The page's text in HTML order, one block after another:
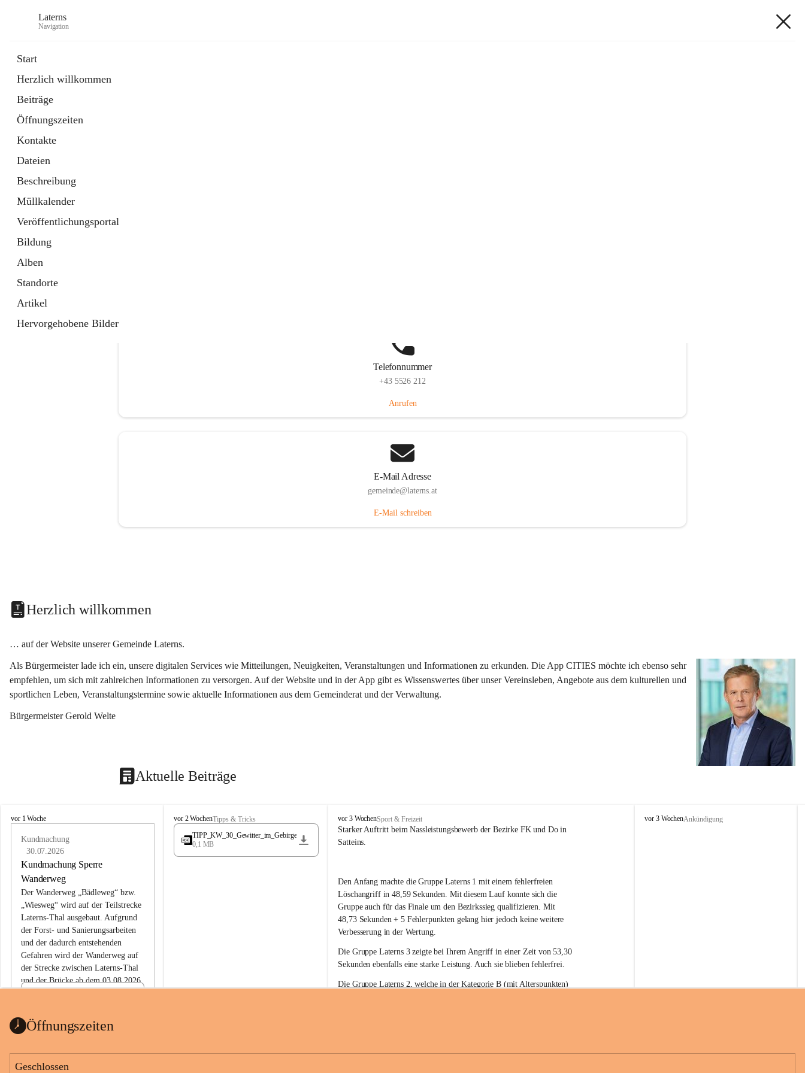
Laterns
Navigation
Start
Herzlich willkommen
Beiträge
Öffnungszeiten
Kontakte
Dateien
Beschreibung
Müllkalender
Veröffentlichungsportal
Bildung
Alben
Standorte
Artikel
Hervorgehobene Bilder
Telefonnummer
+43 5526 212
Anrufen
E-Mail Adresse
gemeinde@laterns.at
E-Mail schreiben
Herzlich willkommen
… auf der Website unserer Gemeinde Laterns.
Als Bürgermeister lade ich ein, unsere digitalen Services wie Mitteilungen, Neuigkeiten, Veranstaltungen und Informationen zu erkunden. Die App CITIES möchte ich ebenso sehr
empfehlen, um sich mit zahlreichen Informationen zu versorgen. Auf der Website und in der App gibt es Wissenswertes über unser Vereinsleben, Angebote aus dem kulturellen und
sportlichen Leben, Veranstaltungstermine sowie aktuelle Informationen aus dem Gemeinderat und der Verwaltung.
Bürgermeister Gerold Welte
Aktuelle Beiträge
L
vor 1 Woche
Kundmachung
30.07.2026
Kundmachung Sperre
Wanderweg
Der Wanderweg „Bädleweg“ bzw.
„Wiesweg“ wird auf der Teilstrecke
Laterns-Thal ausgebaut. Aufgrund
der Forst- und Sanierungsarbeiten
und der dadurch entstehenden
Gefahren wird der Wanderweg auf
der Strecke zwischen Laterns-Thal
und der Brücke ab dem 03.08.2026
ht
1 Seite•0,1 MB
L
a
e
vor 2 WochenTipps & Tricks
TIPP_KW_30_Gewitter_im_Gebirge
0,1 MB
F
r
e
l
l
i
g
e
F
e
u
e
r
w
t
vor 3 WochenSport & Freizeit
Starker Auftritt beim Nassleistungsbewerb der Bezirke FK und Do in
Satteins.
Den Anfang machte die Gruppe Laterns 1 mit einem fehlerfreien
Löschangriff in 48,59 Sekunden. Mit diesem Lauf konnte sich die
Gruppe auch für das Finale um den Bezirkssieg qualifizieren. Mit
48,73 Sekunden + 5 Fehlerpunkten gelang hier jedoch keine weitere
Verbesserung in der Wertung.
Die Gruppe Laterns 3 zeigte bei Ihrem Angriff in einer Zeit von 53,30
Sekunden ebenfalls eine starke Leistung. Auch sie blieben fehlerfrei.
Die Gruppe Laterns 2, welche in der Kategorie B (mit Alterspunkten)
L
vor 3 WochenAnkündigung
Öffnungszeiten
Geschlossen